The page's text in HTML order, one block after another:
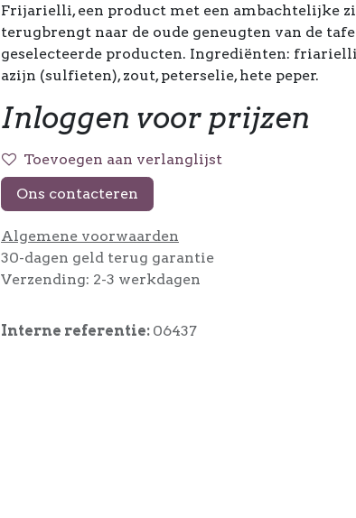
Frijarielli, een product met een ambachtelijke
terugbrengt naar de oude geneugten van de
geselecteerde producten. Ingrediënten:
azijn (sulfieten), zout, peterselie, hete peper.
Inloggen voor prijzen
Toevoegen aan verlanglijst
Ons contacteren
Algemene voorwaarden
30-dagen geld terug garantie
Verzending: 2-3 werkdagen
Interne referentie: 06437